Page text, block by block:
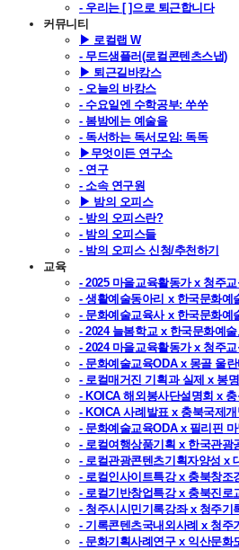
- 우리는 [ ]으로 퇴근합니다
커뮤니티
▶ 로컬랩 W
- 무드샘플러(로컬콘텐츠스냅)
▶ 퇴근길바캉스
- 오늘의 바캉스
- 수요일엔 수학공부: 쑤쑤
- 봄밤에는 예술을
- 독서하는 독서모임: 독독
▶무엇이든 연구소
- 연구
- 소속 연구원
▶ 밤의 오피스
- 밤의 오피스란?
- 밤의 오피스들
- 밤의 오피스 신청/추천하기
교육
- 2025 마을교육활동가 x 청주
- 생활예술동아리 x 한국문화예
- 문화예술교육사 x 한국문화예
- 2024 늘봄학교 x 한국문화예
- 2024 마을교육활동가 x 청주
- 문화예술교육ODA x 몽골 울
- 로컬매거진 기획과 실제 x 봉
- KOICA 해외봉사단설명회 x
- KOICA 사례발표 x 충북국제개
- 문화예술교육ODA x 필리핀
- 로컬여행상품기획 x 한국관광
- 로컬관광콘텐츠기획자양성 x
- 로컬인사이트특강 x 충북창조
- 로컬기반창업특강 x 충북진로
- 청주시시민기록강좌 x 청주기
- 기록콘텐츠국내외사례 x 청주
- 문화기획사례연구 x 익산문화